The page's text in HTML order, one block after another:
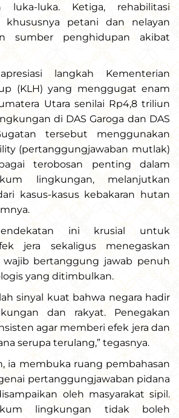
luka-luka. Ketiga, rehabilitasi
khususnya petani dan nelayan
sumber penghidupan akibat
langkah Kementerian
(KLH) yang menggugat enam
Utara senilai Rp4,8 triliun
di DAS Garoga dan DAS
tersebut menggunakan
(pertanggungjawaban mutlak)
terobosan penting dalam
lingkungan, melanjutkan
kasus-kasus kebakaran hutan
ini krusial untuk
jera sekaligus menegaskan
wajib bertanggung jawab penuh
yang ditimbulkan.
sinyal kuat bahwa negara hadir
dan rakyat. Penegakan
agar memberi efek jera dan
serupa terulang,” tegasnya.
ia membuka ruang pembahasan
pertanggungjawaban pidana
oleh masyarakat sipil.
lingkungan tidak boleh